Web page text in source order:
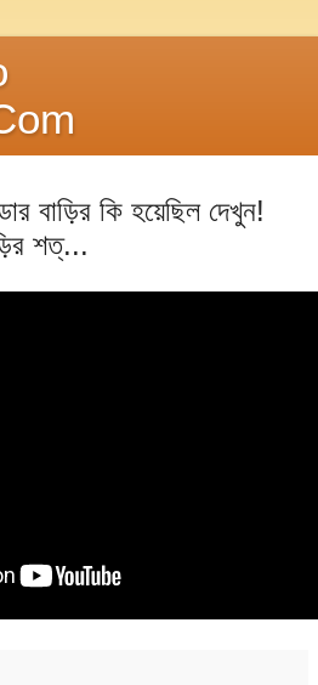
বাড়ির কি হয়েছিল দেখুন!
শত্...